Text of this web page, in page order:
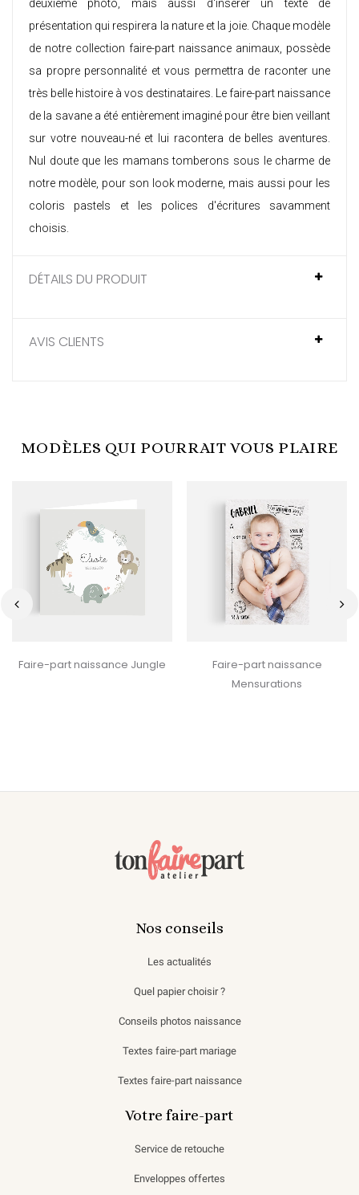
deuxième photo, mais aussi d'insérer un texte de
présentation qui respirera la nature et la joie. Chaque modèle
de notre collection faire-part naissance animaux , possède
sa propre personnalité et vous permettra de raconter une
très belle histoire à vos destinataires. Le faire-part naissance
de la savane a été entièrement imaginé pour être bien veillant
sur votre nouveau-né et lui racontera de belles aventures.
Nul doute que les mamans tomberons sous le charme de
notre modèle, pour son look moderne, mais aussi pour les
coloris pastels et les polices d'écritures savamment
choisis.
DÉTAILS DU PRODUIT
AVIS CLIENTS
MODÈLES QUI POURRAIT VOUS PLAIRE
Faire-part naissance Jungle
Faire-part naissance
Mensurations
Nos conseils
Les actualités
Quel papier choisir ?
Conseils photos naissance
Textes faire-part mariage
Textes faire-part naissance
Votre faire-part
Service de retouche
Enveloppes offertes